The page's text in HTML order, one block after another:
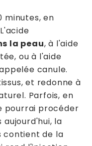
minutes, en
la peau, à l'aide
ou à l'aide
canule.
et redonne à
Parfois, en
pourrai procéder
aujourd'hui, la
contient de la